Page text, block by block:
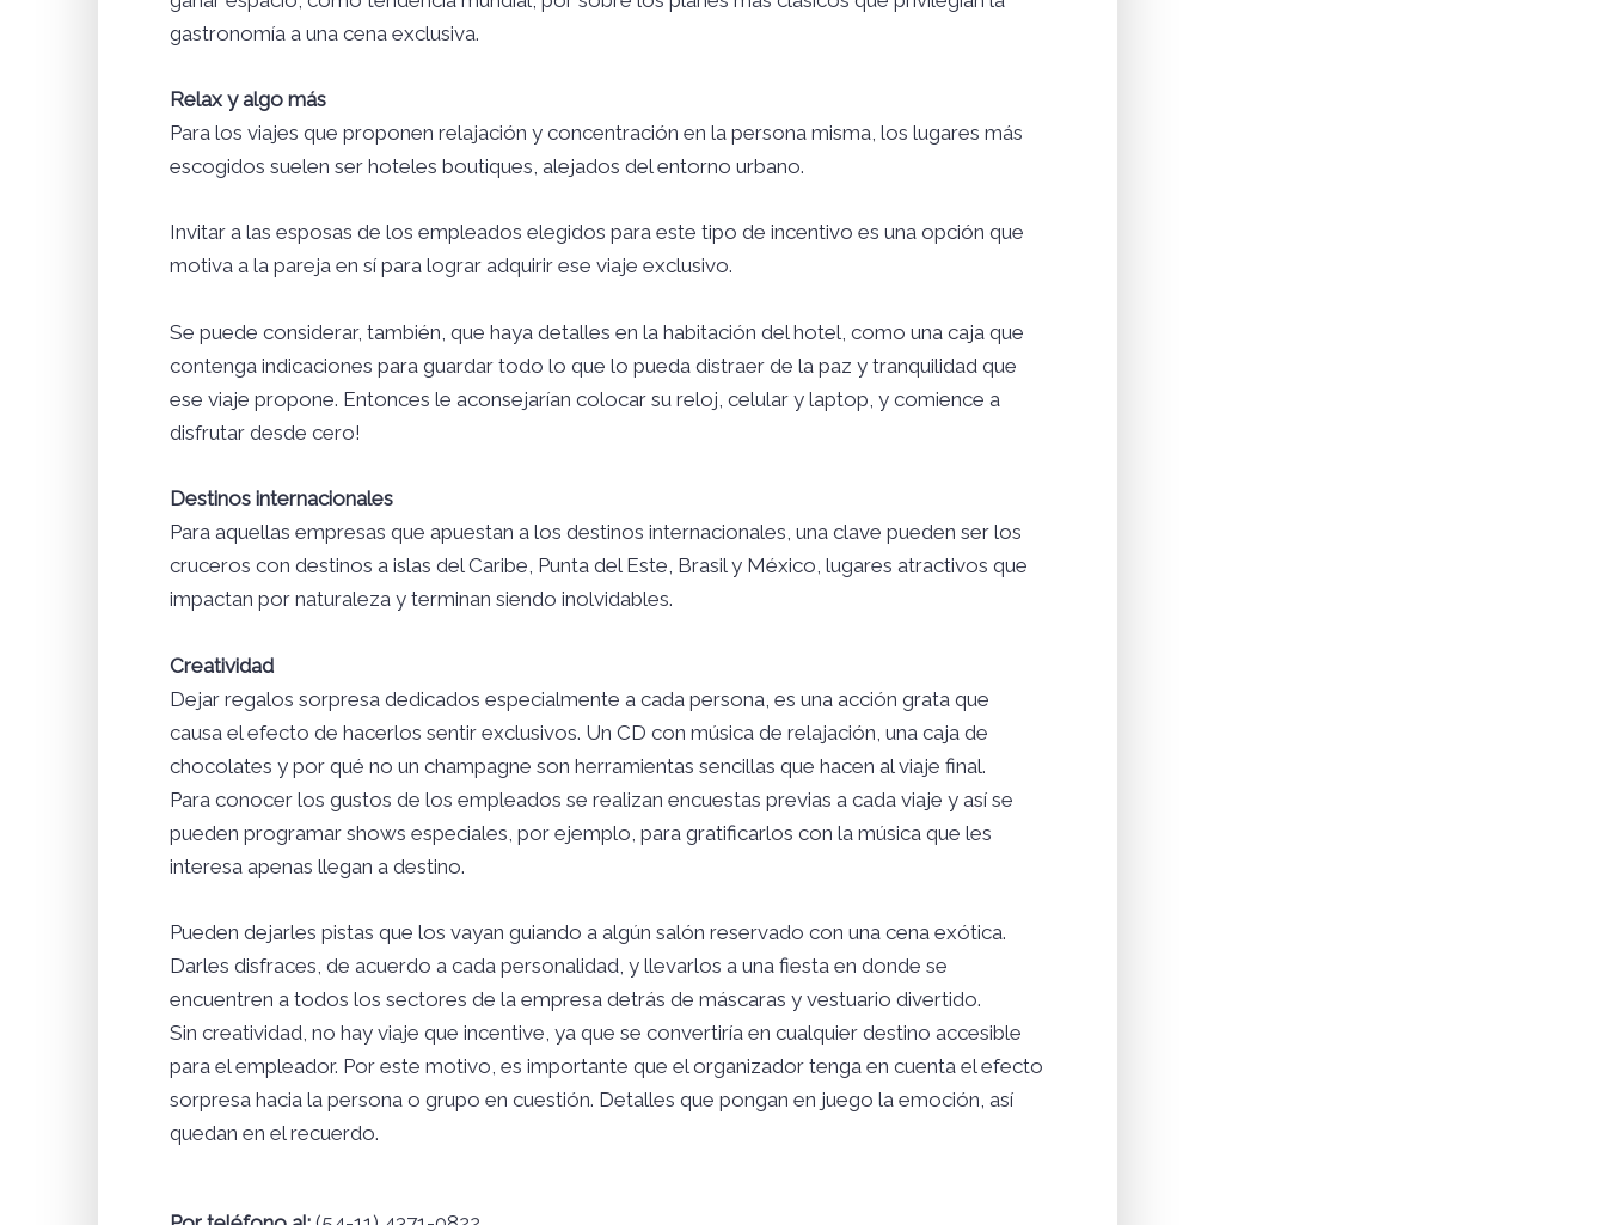
gastronomía a una cena exclusiva.
Relax y algo más
Para los viajes que proponen relajación y concentración en la persona misma, los lugares más
escogidos suelen ser hoteles boutiques, alejados del entorno urbano.
Invitar a las esposas de los empleados elegidos para este tipo de incentivo es una opción que
motiva a la pareja en sí para lograr adquirir ese viaje exclusivo.
Se puede considerar, también, que haya detalles en la habitación del hotel, como una caja que
contenga indicaciones para guardar todo lo que lo pueda distraer de la paz y tranquilidad que
ese viaje propone. Entonces le aconsejarían colocar su reloj, celular y laptop, y comience a
disfrutar desde cero!
Destinos internacionales
Para aquellas empresas que apuestan a los destinos internacionales, una clave pueden ser los
cruceros con destinos a islas del Caribe, Punta del Este, Brasil y México, lugares atractivos que
impactan por naturaleza y terminan siendo inolvidables.
Creatividad
Dejar regalos sorpresa dedicados especialmente a cada persona, es una acción grata que
causa el efecto de hacerlos sentir exclusivos. Un CD con música de relajación, una caja de
chocolates y por qué no un champagne son herramientas sencillas que hacen al viaje final.
Para conocer los gustos de los empleados se realizan encuestas previas a cada viaje y así se
pueden programar shows especiales, por ejemplo, para gratificarlos con la música que les
interesa apenas llegan a destino.
Pueden dejarles pistas que los vayan guiando a algún salón reservado con una cena exótica.
Darles disfraces, de acuerdo a cada personalidad, y llevarlos a una fiesta en donde se
encuentren a todos los sectores de la empresa detrás de máscaras y vestuario divertido.
Sin creatividad, no hay viaje que incentive, ya que se convertiría en cualquier destino accesible
para el empleador. Por este motivo, es importante que el organizador tenga en cuenta el efecto
sorpresa hacia la persona o grupo en cuestión. Detalles que pongan en juego la emoción, así
quedan en el recuerdo.